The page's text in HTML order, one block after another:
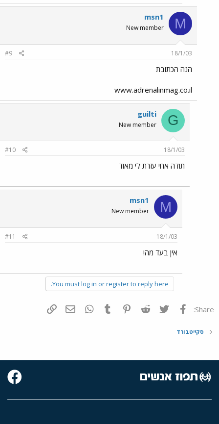
M
msn1
New member
18/1/03
#9
הנה הכתובת
www.adrenalinmag.co.il
G
guilti
New member
18/1/03
#10
תודה אחי עזרת לי מאוד
M
msn1
New member
18/1/03
#11
אין בעד מה!
You must log in or register to reply here.
Share: פייסבוק Twitter
Reddit
Pinterest
Tumblr
WhatsAppדואר אלקטרוני
סקייטבורד